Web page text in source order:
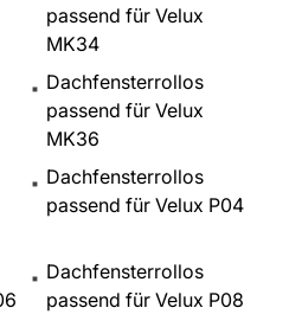
passend für Velux
MK34
Dachfensterrollos
passend für Velux
MK36
Dachfensterrollos
passend für Velux P04
Dachfensterrollos
passend für Velux P08